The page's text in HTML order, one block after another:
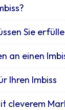
Sie
an einen
Ihren Imbiss
cleverem